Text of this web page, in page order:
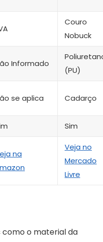
Couro
Nobuck
Informado
(PU)
se aplica Cadarço
Sim
na
Veja no
Mercado
Livre
como o material da